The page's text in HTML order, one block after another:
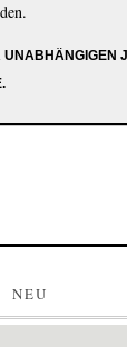
UNABHÄNGIGEN
NEU